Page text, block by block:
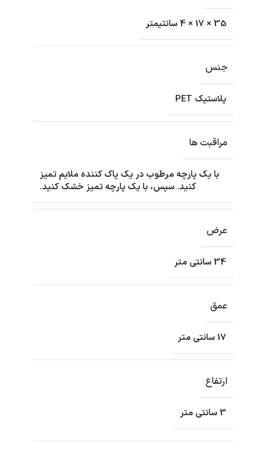
35 × 17 × 4 سانتیمتر
جنس
پلاستیک PET
مراقبت ها
با یک پارچه مرطوب در یک پاک کننده ملایم تمیز
کنید. سپس، با یک پارچه تمیز خشک کنید.
عرض
34 سانتی متر
عمق
17 سانتی متر
ارتفاع
3 سانتی متر